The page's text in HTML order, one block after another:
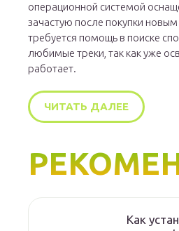
операционной системой
зачастую после покупки
требуется помощь в поиске
любимые треки, так как уже
работает.
ЧИТАТЬ ДАЛЕЕ
Как